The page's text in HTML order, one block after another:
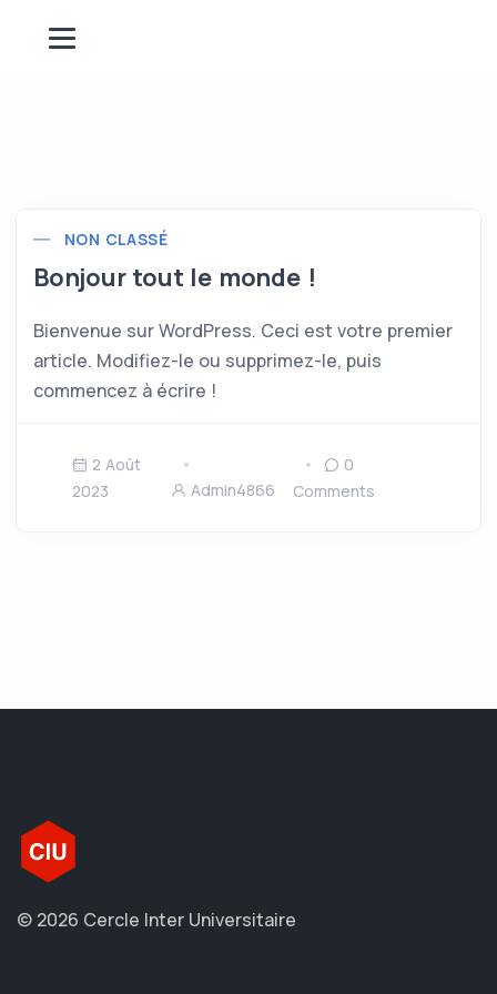
NON CLASSÉ
Bonjour tout le monde !
Bienvenue sur WordPress. Ceci est votre premier
article. Modifiez-le ou supprimez-le, puis
commencez à écrire !
2 Août
2023
Admin4866
0
Comments
© 2026 Cercle Inter Universitaire